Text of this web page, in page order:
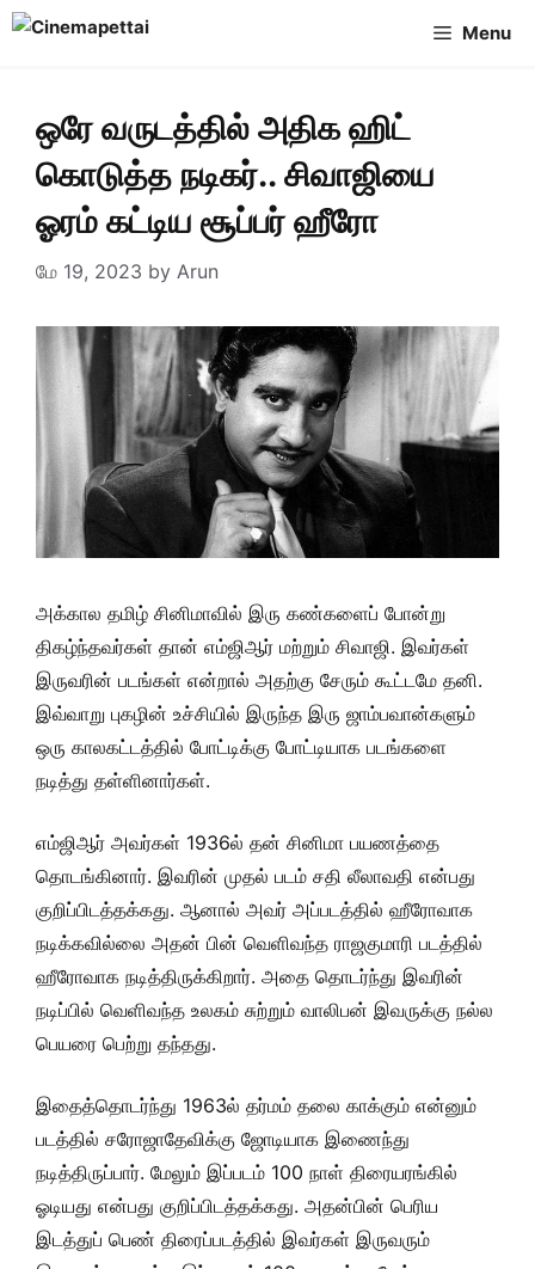
Skip
Menu
ஒரே வருடத்தில் அதிக ஹிட்
கொடுத்த நடிகர்.. சிவாஜியை
ஓரம் கட்டிய சூப்பர் ஹீரோ
மே 19, 2023 by Arun
அக்கால தமிழ் சினிமாவில் இரு கண்களைப் போன்று
திகழ்ந்தவர்கள் தான் எம்ஜிஆர் மற்றும் சிவாஜி. இவர்கள்
இருவரின் படங்கள் என்றால் அதற்கு சேரும் கூட்டமே தனி.
இவ்வாறு புகழின் உச்சியில் இருந்த இரு ஜாம்பவான்களும்
ஒரு காலகட்டத்தில் போட்டிக்கு போட்டியாக படங்களை
நடித்து தள்ளினார்கள்.
எம்ஜிஆர் அவர்கள் 1936ல் தன் சினிமா பயணத்தை
தொடங்கினார். இவரின் முதல் படம் சதி லீலாவதி என்பது
குறிப்பிடத்தக்கது. ஆனால் அவர் அப்படத்தில் ஹீரோவாக
நடிக்கவில்லை அதன் பின் வெளிவந்த ராஜகுமாரி படத்தில்
ஹீரோவாக நடித்திருக்கிறார். அதை தொடர்ந்து இவரின்
நடிப்பில் வெளிவந்த உலகம் சுற்றும் வாலிபன் இவருக்கு நல்ல
பெயரை பெற்று தந்தது.
இதைத்தொடர்ந்து 1963ல் தர்மம் தலை காக்கும் என்னும்
படத்தில் சரோஜாதேவிக்கு ஜோடியாக இணைந்து
நடித்திருப்பார். மேலும் இப்படம் 100 நாள் திரையரங்கில்
ஓடியது என்பது குறிப்பிடத்தக்கது. அதன்பின் பெரிய
இடத்துப் பெண் திரைப்படத்தில் இவர்கள் இருவரும்